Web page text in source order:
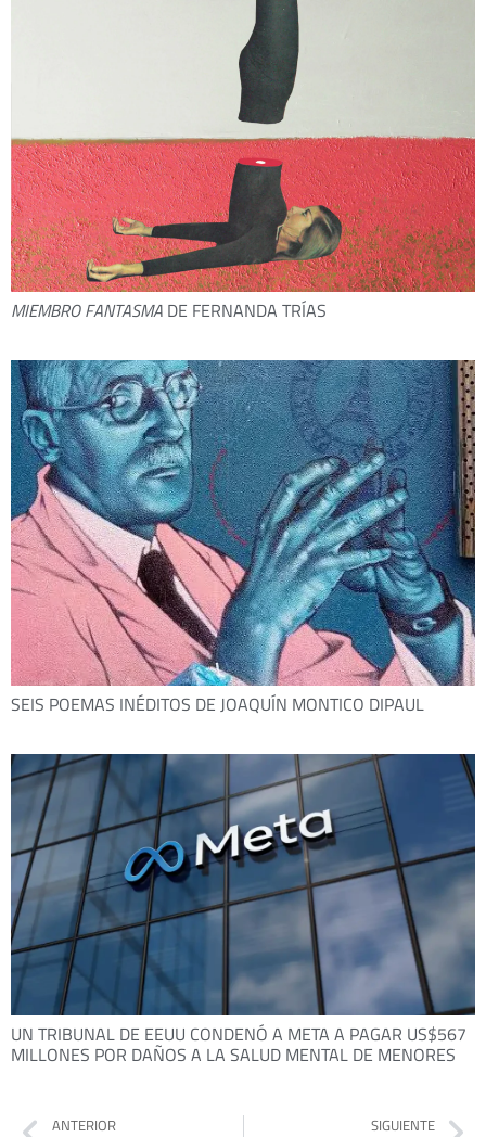
MIEMBRO FANTASMA DE FERNANDA TRÍAS
SEIS POEMAS INÉDITOS DE JOAQUÍN MONTICO DIPAUL
UN TRIBUNAL DE EEUU CONDENÓ A META A PAGAR US$567
MILLONES POR DAÑOS A LA SALUD MENTAL DE MENORES
ANTERIOR SIGUIENTE